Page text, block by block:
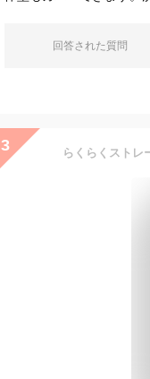
回答された質問
3